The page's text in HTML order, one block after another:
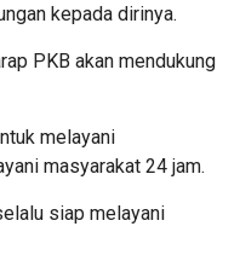
kepada dirinya.
PKB akan mendukung
melayani
masyarakat 24 jam.
siap melayani